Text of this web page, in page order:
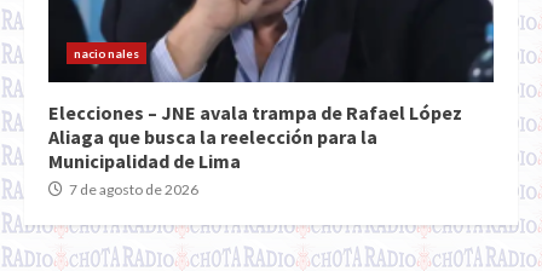
nacionales
Elecciones – JNE avala trampa de Rafael López
Aliaga que busca la reelección para la
Municipalidad de Lima
7 de agosto de 2026